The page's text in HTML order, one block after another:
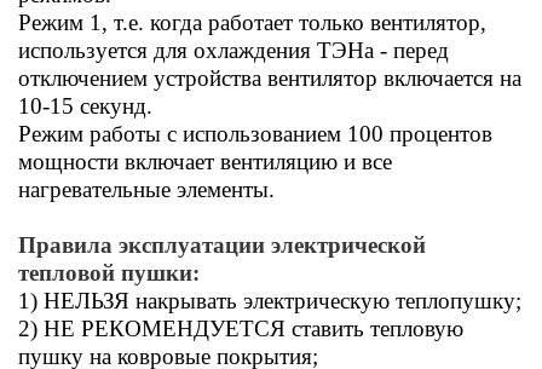
Режим 1, т.е. когда работает только вентилятор,
используется для охлаждения ТЭНа - перед
отключением устройства вентилятор включается на
10-15 секунд.
Режим работы с использованием 100 процентов
мощности включает вентиляцию и все
нагревательные элементы.
Правила эксплуатации электрической
тепловой пушки:
1) НЕЛЬЗЯ накрывать электрическую теплопушку;
2) НЕ РЕКОМЕНДУЕТСЯ ставить тепловую
пушку на ковровые покрытия;